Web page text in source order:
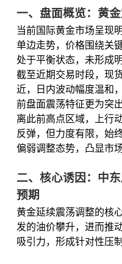
一、盘面概览：黄
当前国际黄金市场呈现
单边走势，价格围绕关
处于平衡状态，未形成
截至近期交易时段，现
近，日内波动幅度温和
前盘面震荡特征更为突
离此前高点区域，上行
反弹，但力度有限，始
偏弱调整态势，凸显市
二、核心诱因：中
预期
黄金延续震荡调整的核
发的油价攀升，进而推
吸引力，形成针对性压制